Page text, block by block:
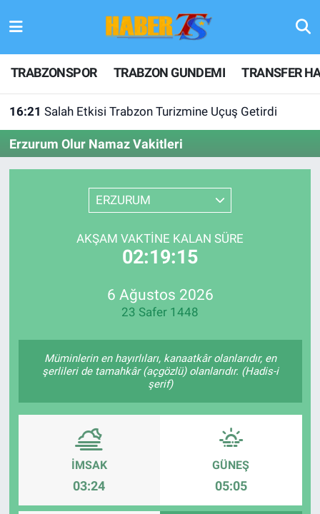
TRABZONSPOR TRABZON GUNDEMI TRANSFER
16:21 Salah Etkisi Trabzon Turizmine Uçuş Getirdi
Erzurum Olur Namaz Vakitleri
ERZURUM
AKŞAM VAKTINE KALAN SÜRE
02:19:15
6 Ağustos 2026
23 Safer 1448
Müminlerin en hayırlıları, kanaatkâr olanlarıdır, en
şerlileri de tamahkâr (açgözlü) olanlarıdır. (Hadis-i
şerif)
İMSAK
03:24
GÜNEŞ
05:05
TRABZONSPOR
TRABZON GUNDEMI
GÜNDEM
KULİS MEYDANI
1461 TRABZON
SAĞLIK
GENEL
KÜLTÜR SANAT
Hava Durumu
Trafik Durumu
Süper Lig Puan Durumu ve Fikstür
Son Dakika Haberleri
Haber Arşivi